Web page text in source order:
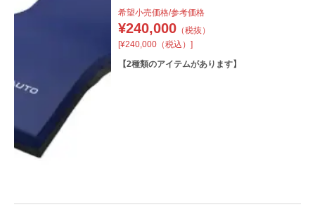
希望小売価格/参考価格
¥240,000（税抜）
[¥240,000（税込）]
【2種類のアイテムがあります】